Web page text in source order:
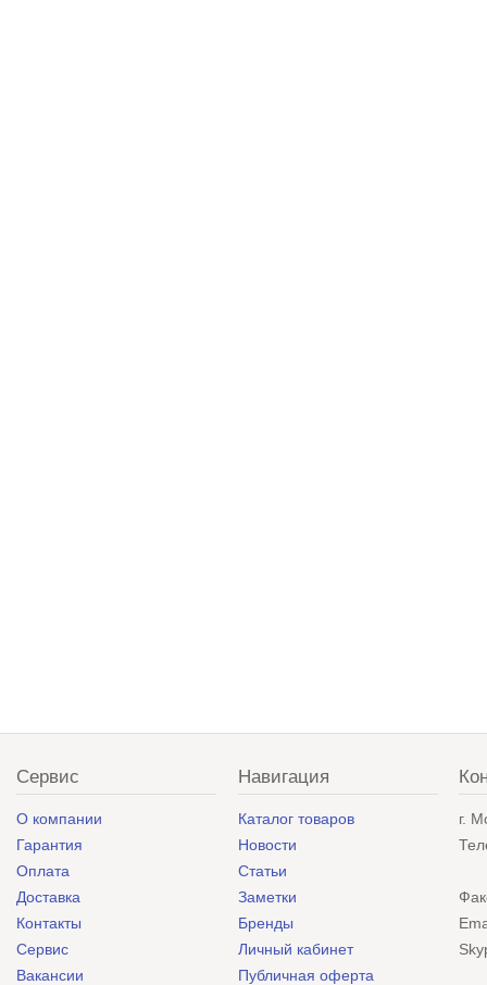
Сервис
О компании
Гарантия
Оплата
Доставка
Контакты
Сервис
Вакансии
Навигация
Каталог товаров
Новости
Статьи
Заметки
Бренды
Личный кабинет
Публичная оферта
г.